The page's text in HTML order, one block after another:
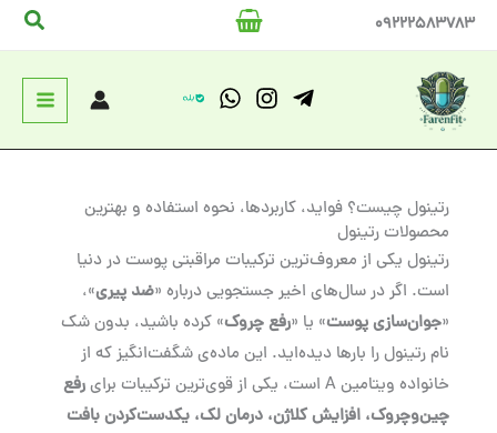
پرش
به
محتوا
09222583783
رتینول چیست؟ فواید، کاربردها، نحوه استفاده و بهترین
محصولات رتینول
رتینول یکی از معروف‌ترین ترکیبات مراقبتی پوست در دنیا
است. اگر در سال‌های اخیر جستجویی درباره «ضد پیری»،
«جوان‌سازی پوست» یا «رفع چروک» کرده باشید، بدون شک
نام رتینول را بارها دیده‌اید. این ماده‌ی شگفت‌انگیز که از
خانواده ویتامین A است، یکی از قوی‌ترین ترکیبات برای
رفع
چین‌وچروک، افزایش کلاژن، درمان لک، یکدست‌کردن بافت